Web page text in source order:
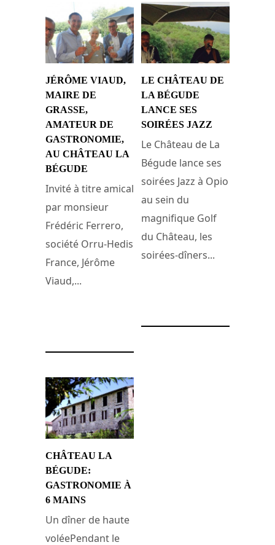
JÉRÔME VIAUD,
MAIRE DE
GRASSE,
AMATEUR DE
GASTRONOMIE,
AU CHÂTEAU LA
BÉGUDE
Invité à titre amical
par monsieur
Frédéric Ferrero,
société Orru-Hedis
France, Jérôme
Viaud,...
LE CHÂTEAU DE
LA BÉGUDE
LANCE SES
SOIRÉES JAZZ
Le Château de La
Bégude lance ses
soirées Jazz à Opio
au sein du
magnifique Golf
du Château, les
soirées-dîners...
CHÂTEAU LA
BÉGUDE:
GASTRONOMIE À
6 MAINS
Un dîner de haute
voléePendant le